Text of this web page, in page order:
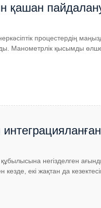
қашан
процестердің
Манометрлік қысымды
негізделген
кезде, екі жақтан да